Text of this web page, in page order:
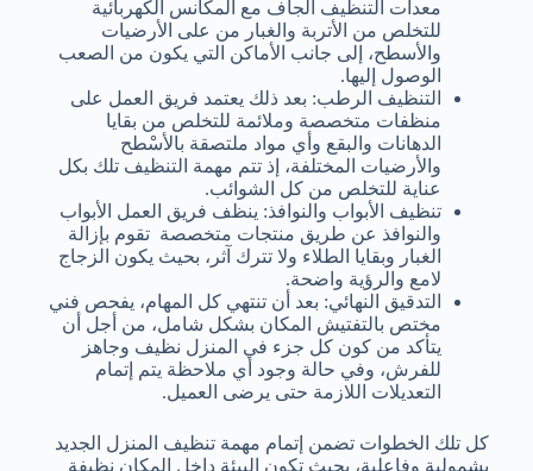
معدات التنظيف الجاف مع المكانس الكهربائية
للتخلص من الأتربة والغبار من على الأرضيات
والأسطح، إلى جانب الأماكن التي يكون من الصعب
الوصول إليها.
التنظيف الرطب: بعد ذلك يعتمد فريق العمل على
منظفات متخصصة وملائمة للتخلص من بقايا
الدهانات والبقع وأي مواد ملتصقة بالأسْطح
والأرضيات المختلفة، إذ تتم مهمة التنظيف تلك بكل
عناية للتخلص من كل الشوائب.
تنظيف الأبواب والنوافذ: ينظف فريق العمل الأبواب
والنوافذ عن طريق منتجات متخصصة تقوم بإزالة
الغبار وبقايا الطلاء ولا تترك آثر، بحيث يكون الزجاج
لامع والرؤية واضحة.
التدقيق النهائي: بعد أن تنتهي كل المهام، يفحص فني
مختص بالتفتيش المكان بشكل شامل، من أجل أن
يتأكد من كون كل جزء في المنزل نظيف وجاهز
للفرش، وفي حالة وجود أي ملاحظة يتم إتمام
التعديلات اللازمة حتى يرضى العميل.
كل تلك الخطوات تضمن إتمام مهمة تنظيف المنزل الجديد
بشمولية وفاعلية، بحيث تكون البيئة داخل المكان نظيفة